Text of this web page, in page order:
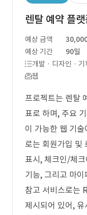
렌탈 예약 플
예상 금액
예상 기간
90일
개발 · 디자인 · 기
웹
프로젝트는 렌탈
표로 하며, 주요
이 가능한 웹 기
로는 회원가입 및
표시, 체크인/체
기능, 그리고 마
참고 서비스로는
제시되어 있어,